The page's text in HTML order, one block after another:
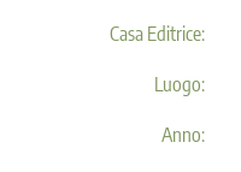
Casa Editrice:
Luogo:
Anno: